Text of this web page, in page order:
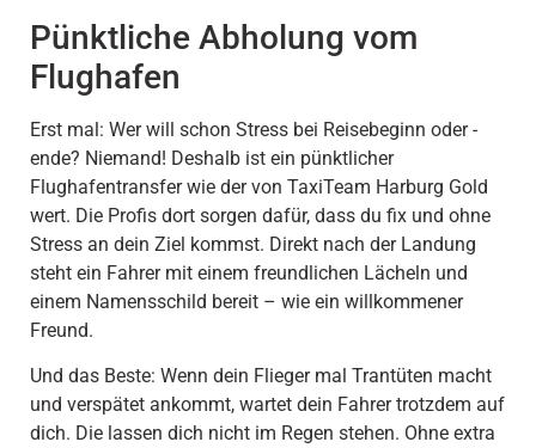
Pünktliche Abholung vom
Flughafen
Erst mal: Wer will schon Stress bei Reisebeginn oder -
ende? Niemand! Deshalb ist ein pünktlicher
Flughafentransfer wie der von TaxiTeam Harburg Gold
wert. Die Profis dort sorgen dafür, dass du fix und ohne
Stress an dein Ziel kommst. Direkt nach der Landung
steht ein Fahrer mit einem freundlichen Lächeln und
einem Namensschild bereit – wie ein willkommener
Freund.
Und das Beste: Wenn dein Flieger mal Trantüten macht
und verspätet ankommt, wartet dein Fahrer trotzdem auf
dich. Die lassen dich nicht im Regen stehen. Ohne extra